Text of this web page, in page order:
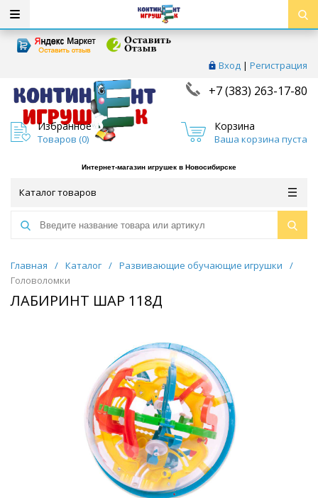
Вход | Регистрация
+7 (383) 263-17-80
Избранное
Товаров (0)
Корзина
Ваша корзина пуста
Интернет-магазин игрушек в Новосибирске
Каталог товаров
Главная / Каталог / Развивающие обучающие игрушки
/
Головоломки
ЛАБИРИНТ ШАР 118Д